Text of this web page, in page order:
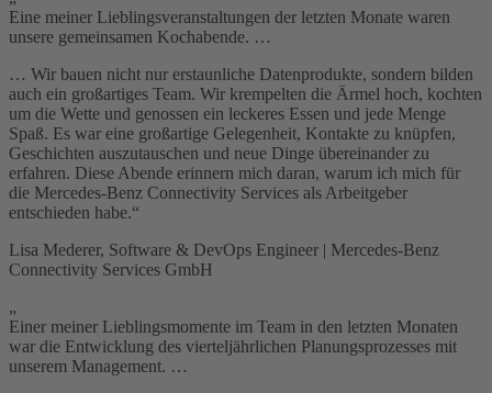
Eine meiner Lieblingsveranstaltungen der letzten Monate waren
unsere gemeinsamen Kochabende. …
… Wir bauen nicht nur erstaunliche Datenprodukte, sondern bilden
auch ein großartiges Team. Wir krempelten die Ärmel hoch, kochten
um die Wette und genossen ein leckeres Essen und jede Menge
Spaß. Es war eine großartige Gelegenheit, Kontakte zu knüpfen,
Geschichten auszutauschen und neue Dinge übereinander zu
erfahren. Diese Abende erinnern mich daran, warum ich mich für
die Mercedes-Benz Connectivity Services als Arbeitgeber
entschieden habe.“
Lisa Mederer, Software & DevOps Engineer | Mercedes-Benz
Connectivity Services GmbH
„
Einer meiner Lieblingsmomente im Team in den letzten Monaten
war die Entwicklung des vierteljährlichen Planungsprozesses mit
unserem Management. …